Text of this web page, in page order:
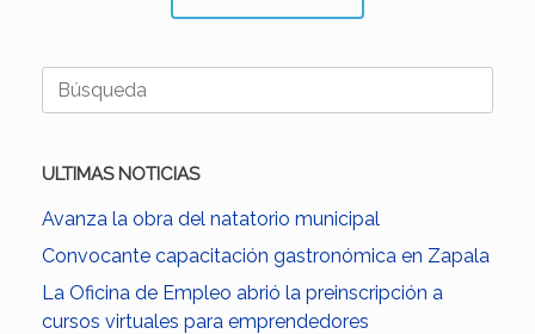
Buscar:
ULTIMAS NOTICIAS
Avanza la obra del natatorio municipal
Convocante capacitación gastronómica en Zapala
La Oficina de Empleo abrió la preinscripción a
cursos virtuales para emprendedores